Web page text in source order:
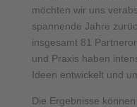
möchten wir uns
spannende Jahre
insgesamt 81
und Praxis haben
Ideen entwickelt und
Die Ergebnisse